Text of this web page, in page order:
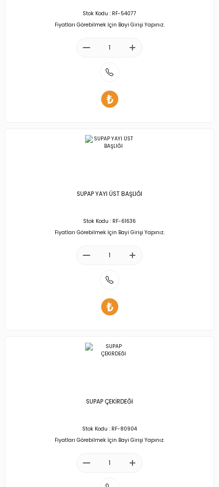
Stok Kodu : RF-54077
Fiyatları Görebilmek İçin Bayi Girişi Yapınız.
SUPAP YAYI ÜST BAŞLIĞI
Stok Kodu : RF-61636
Fiyatları Görebilmek İçin Bayi Girişi Yapınız.
SUPAP ÇEKİRDEĞİ
Stok Kodu : RF-80904
Fiyatları Görebilmek İçin Bayi Girişi Yapınız.